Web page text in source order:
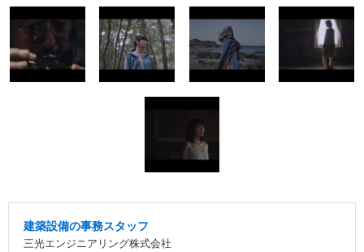
建築設備の事務スタッフ
三光エンジニアリング株式会社